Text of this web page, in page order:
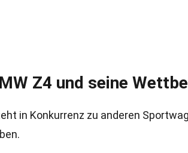
Z4 und seine
in Konkurrenz zu anderen